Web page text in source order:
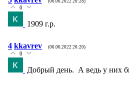
(06.06.2022 20:28)
0
1909 г.р.
4 kkavrev (06.06.2022 20:20)
0
Добрый день. А ведь у них